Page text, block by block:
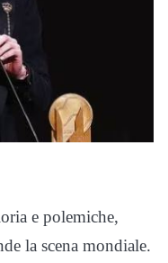
e polemiche,
la scena mondiale.